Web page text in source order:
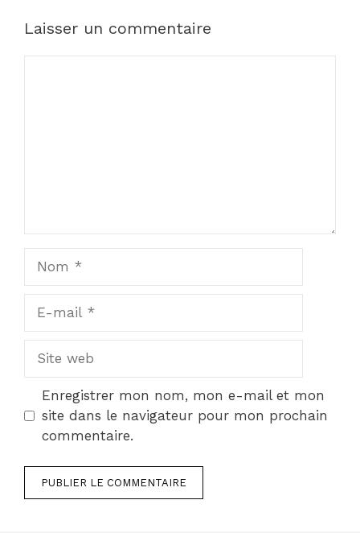
Laisser un commentaire
mail
web
Enregistrer mon nom, mon e-mail et mon
site dans le navigateur pour mon prochain
commentaire.